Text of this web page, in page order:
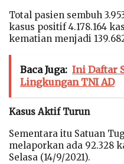
Total pasien sembuh
kasus positif 4.178.164
kematian menjadi
Baca Juga: Ini Daftar
Lingkungan TNI AD
Kasus Aktif Turun
Sementara itu Satuan
melaporkan ada 92.328
Selasa (14/9/2021).